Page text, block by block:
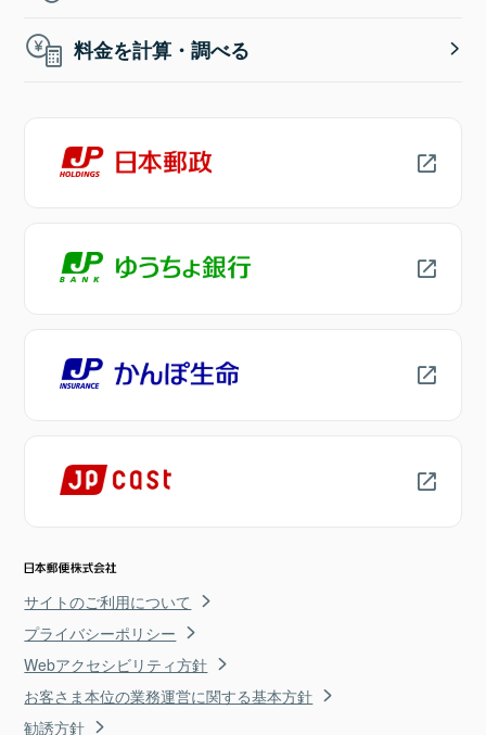
料金を計算・調べる
サイトのご利用について
プライバシーポリシー
Webアクセシビリティ方針
お客さま本位の業務運営に関する基本方針
勧誘方針